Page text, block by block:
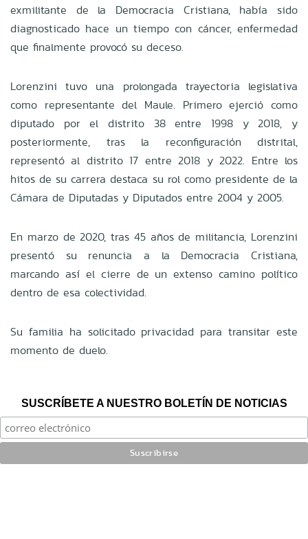
exmilitante de la Democracia Cristiana, había sido
diagnosticado hace un tiempo con cáncer, enfermedad
que finalmente provocó su deceso.
Lorenzini tuvo una prolongada trayectoria legislativa
como representante del Maule. Primero ejerció como
diputado por el distrito 38 entre 1998 y 2018, y
posteriormente, tras la reconfiguración distrital,
representó al distrito 17 entre 2018 y 2022. Entre los
hitos de su carrera destaca su rol como presidente de la
Cámara de Diputadas y Diputados entre 2004 y 2005.
En marzo de 2020, tras 45 años de militancia, Lorenzini
presentó su renuncia a la Democracia Cristiana,
marcando así el cierre de un extenso camino político
dentro de esa colectividad.
Su familia ha solicitado privacidad para transitar este
momento de duelo.
SUSCRÍBETE A NUESTRO BOLETÍN DE NOTICIAS